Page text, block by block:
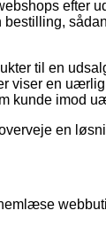
efter
til en
viser en
kunde imod
en